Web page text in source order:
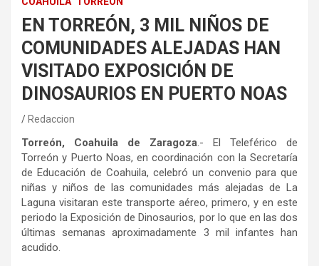
EN TORREÓN, 3 MIL NIÑOS DE
COMUNIDADES ALEJADAS HAN
VISITADO EXPOSICIÓN DE
DINOSAURIOS EN PUERTO NOAS
Redaccion
Torreón, Coahuila de Zaragoza.- El Teleférico de
Torreón y Puerto Noas, en coordinación con la Secretaría
de Educación de Coahuila, celebró un convenio para que
niñas y niños de las comunidades más alejadas de La
Laguna visitaran este transporte aéreo, primero, y en este
periodo la Exposición de Dinosaurios, por lo que en las dos
últimas semanas aproximadamente 3 mil infantes han
acudido.